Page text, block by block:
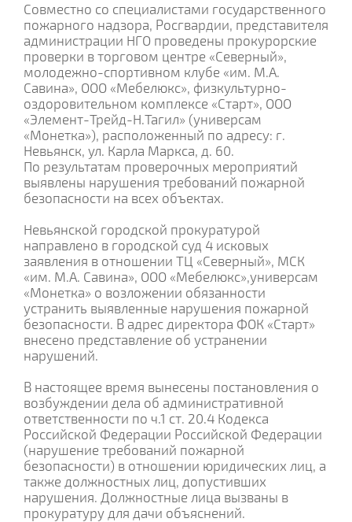
Cовместно со специалистами государственного
пожарного надзора, Росгвардии, представителя
администрации НГО проведены прокурорские
проверки в торговом центре «Северный»,
молодежно-спортивном клубе «им. М.А.
Савина», ООО «Мебелюкс», физкультурно-
оздоровительном комплексе «Старт», ООО
«Элемент-Трейд-Н.Тагил» (универсам
«Монетка»), расположенный по адресу: г.
Невьянск, ул. Карла Маркса, д. 60.
По результатам проверочных мероприятий
выявлены нарушения требований пожарной
безопасности на всех объектах.
Невьянской городской прокуратурой
направлено в городской суд 4 исковых
заявления в отношении ТЦ «Северный», МСК
«им. М.А. Савина», ООО «Мебелюкс»,универсам
«Монетка» о возложении обязанности
устранить выявленные нарушения пожарной
безопасности. В адрес директора ФОК «Старт»
внесено представление об устранении
нарушений.
В настоящее время вынесены постановления о
возбуждении дела об административной
ответственности по ч.1 ст. 20.4 Кодекса
Российской Федерации Российской Федерации
(нарушение требований пожарной
безопасности) в отношении юридических лиц, а
также должностных лиц, допустивших
нарушения. Должностные лица вызваны в
прокуратуру для дачи объяснений.